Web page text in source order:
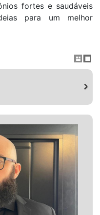
fortes e saudáveis
para um melhor